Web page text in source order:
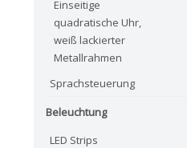
Einseitige
quadratische Uhr,
weiß lackierter
Metallrahmen
Sprachsteuerung
Beleuchtung
LED Strips